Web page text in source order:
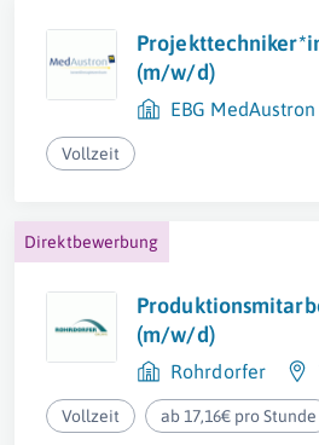
(m/w/d)
EBG
Vollzeit
Direktbewerbung
(m/w/d)
Rohrdorfer
Vollzeit ab 17,16€ pro Stunde